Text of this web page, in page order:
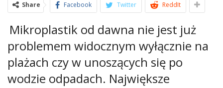
Share Facebook Twitter ReddIt
Mikroplastik od dawna nie jest już
problemem widocznym wyłącznie na
plażach czy w unoszących się po
wodzie odpadach. Największe